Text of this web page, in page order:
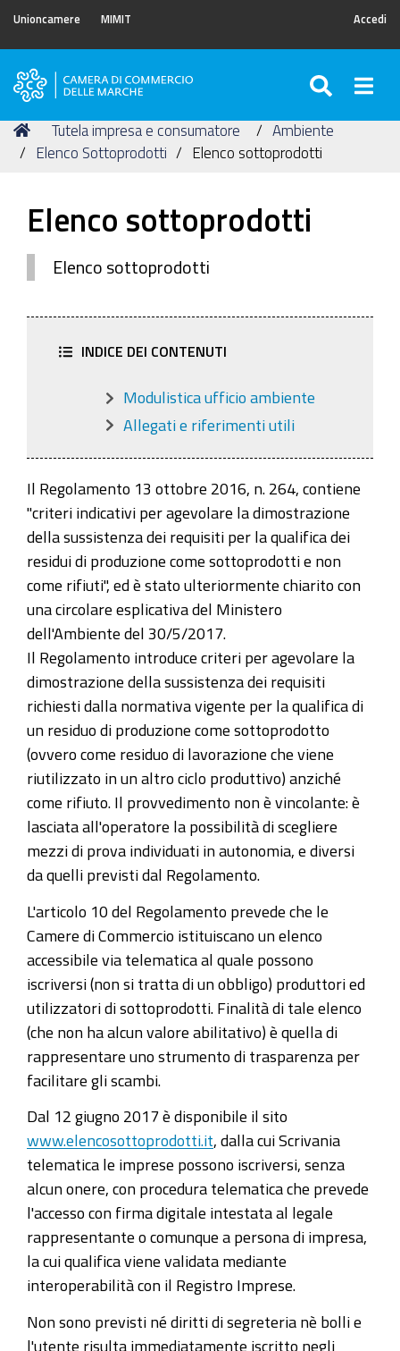
Unioncamere MIMIT Accedi
Camera
Commercio
delle
Tu
sei
Home
Tutela impresa e consumatore
Ambiente
Elenco Sottoprodotti
Elenco sottoprodotti
Elenco sottoprodotti
Elenco sottoprodotti
INDICE DEI CONTENUTI
Modulistica ufficio ambiente
Allegati e riferimenti utili
Il Regolamento 13 ottobre 2016, n. 264, contiene
"criteri indicativi per agevolare la dimostrazione
della sussistenza dei requisiti per la qualifica dei
residui di produzione come sottoprodotti e non
come rifiuti", ed è stato ulteriormente chiarito con
una circolare esplicativa del Ministero
dell'Ambiente del 30/5/2017.
Il Regolamento introduce criteri per agevolare la
dimostrazione della sussistenza dei requisiti
richiesti dalla normativa vigente per la qualifica di
un residuo di produzione come sottoprodotto
(ovvero come residuo di lavorazione che viene
riutilizzato in un altro ciclo produttivo) anziché
come rifiuto. Il provvedimento non è vincolante: è
lasciata all'operatore la possibilità di scegliere
mezzi di prova individuati in autonomia, e diversi
da quelli previsti dal Regolamento.
L'articolo 10 del Regolamento prevede che le
Camere di Commercio istituiscano un elenco
accessibile via telematica al quale possono
iscriversi (non si tratta di un obbligo) produttori ed
utilizzatori di sottoprodotti. Finalità di tale elenco
(che non ha alcun valore abilitativo) è quella di
rappresentare uno strumento di trasparenza per
facilitare gli scambi.
Dal 12 giugno 2017 è disponibile il sito
www.elencosottoprodotti.it , dalla cui Scrivania
telematica le imprese possono iscriversi, senza
alcun onere, con procedura telematica che prevede
l'accesso con firma digitale intestata al legale
rappresentante o comunque a persona di impresa,
la cui qualifica viene validata mediante
interoperabilità con il Registro Imprese.
Non sono previsti né diritti di segreteria nè bolli e
l'utente risulta immediatamente iscritto negli